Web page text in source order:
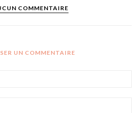
COMMENTAIRE
UN COMMENTAIRE